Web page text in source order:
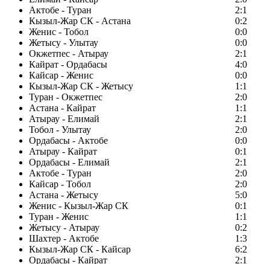
Актобе - Туран
2:1
Кызыл-Жар СК - Астана
0:2
Женис - Тобол
0:0
Жетысу - Улытау
0:0
Окжетпес - Атырау
2:1
Кайрат - Ордабасы
4:0
Кайсар - Женис
0:0
Кызыл-Жар СК - Жетысу
1:1
Туран - Окжетпес
2:0
Астана - Кайрат
1:1
Атырау - Елимай
2:1
Тобол - Улытау
2:0
Ордабасы - Актобе
0:0
Атырау - Кайрат
0:1
Ордабасы - Елимай
2:1
Актобе - Туран
2:0
Кайсар - Тобол
2:0
Астана - Жетысу
5:0
Женис - Кызыл-Жар СК
0:1
Туран - Женис
1:1
Жетысу - Атырау
0:2
Шахтер - Актобе
1:3
Кызыл-Жар СК - Кайсар
6:2
Ордабасы - Кайрат
2:1